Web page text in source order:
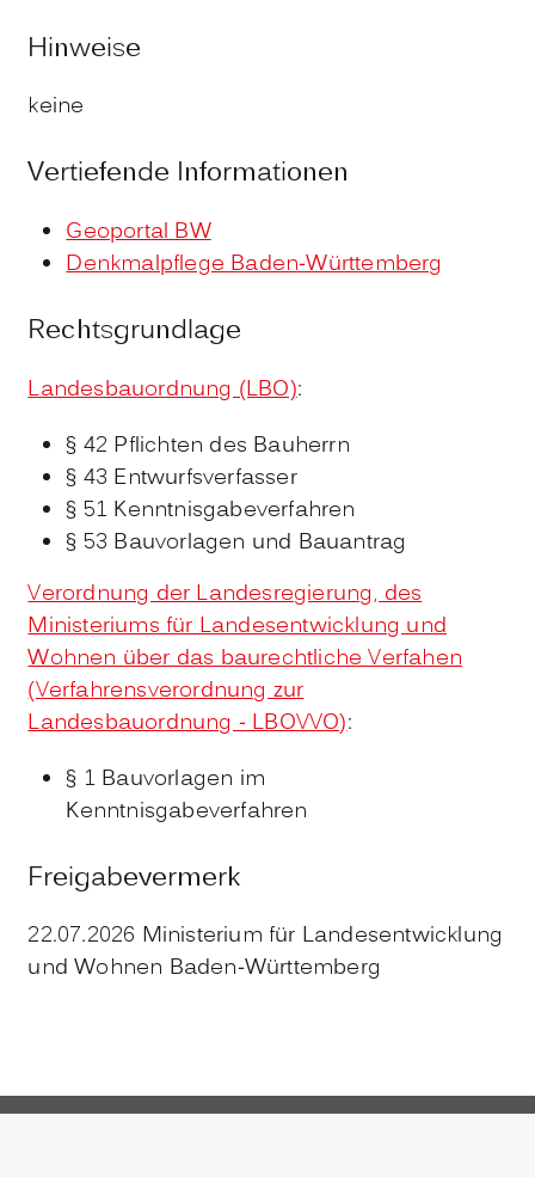
Hinweise
keine
Vertiefende Informationen
Geoportal BW
Denkmalpflege Baden-Württemberg
Rechtsgrundlage
Landesbauordnung (LBO):
§ 42 Pflichten des Bauherrn
§ 43 Entwurfsverfasser
§ 51 Kenntnisgabeverfahren
§ 53 Bauvorlagen und Bauantrag
Verordnung der Landesregierung, des
Ministeriums für Landesentwicklung und
Wohnen über das baurechtliche Verfahen
(Verfahrensverordnung zur
Landesbauordnung - LBOVVO):
§ 1 Bauvorlagen im
Kenntnisgabeverfahren
Freigabevermerk
22.07.2026 Ministerium für Landesentwicklung
und Wohnen Baden-Württemberg